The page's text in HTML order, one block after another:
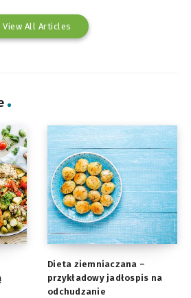
View All Articles
Dieta ziemniaczana –
przykładowy jadłospis na
odchudzanie